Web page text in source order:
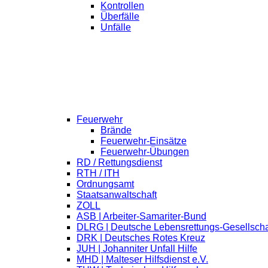
Kontrollen
Überfälle
Unfälle
Feuerwehr
Brände
Feuerwehr-Einsätze
Feuerwehr-Übungen
RD / Rettungsdienst
RTH / ITH
Ordnungsamt
Staatsanwaltschaft
ZOLL
ASB | Arbeiter-Samariter-Bund
DLRG | Deutsche Lebensrettungs-
DRK | Deutsches Rotes Kreuz
JUH | Johanniter Unfall Hilfe
MHD | Malteser Hilfsdienst e.V.